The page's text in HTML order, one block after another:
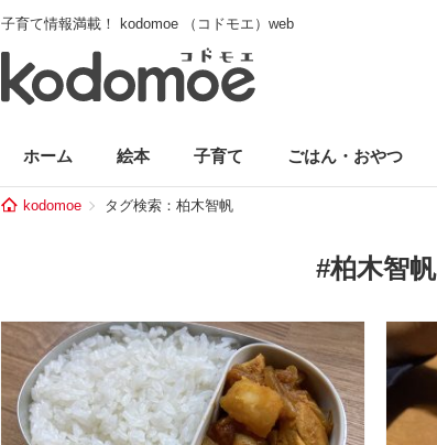
子育て情報満載！ kodomoe （コドモエ）web
ホーム 絵本 子育て ごはん・おやつ
kodomoe タグ検索：柏木智帆
#柏木智帆